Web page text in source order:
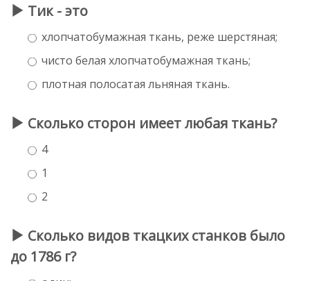
Тик - это
хлопчатобумажная ткань, реже шерстяная;
чисто белая хлопчатобумажная ткань;
плотная полосатая льняная ткань.
Сколько сторон имеет любая ткань?
4
1
2
Сколько видов ткацких станков было
до 1786 г?